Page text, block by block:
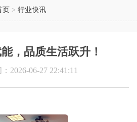
页 >行业快讯
，品质生活跃升！
2026-06-27 22:41:11